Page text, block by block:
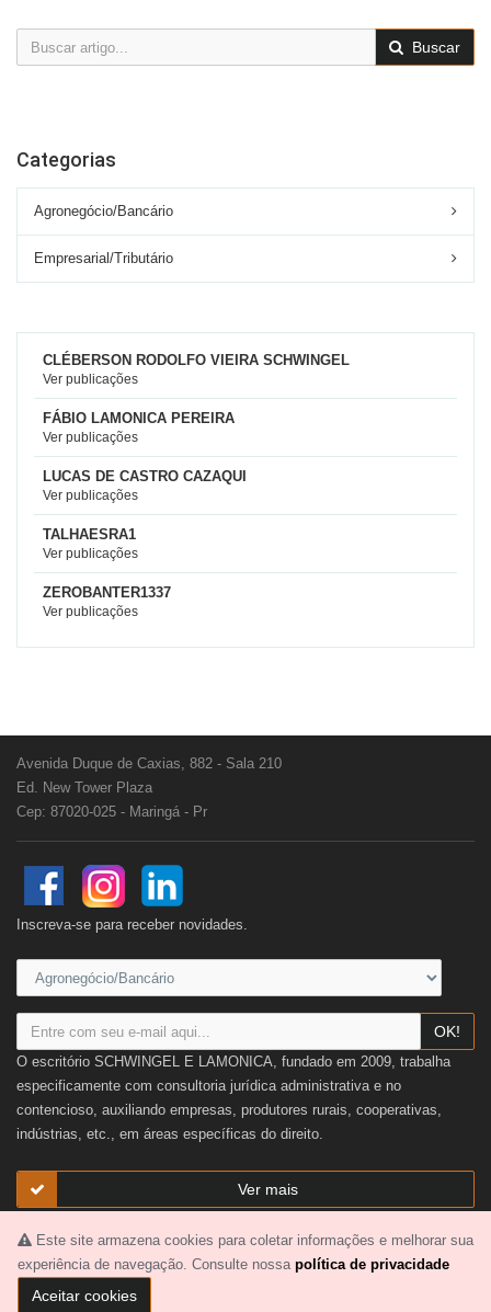
Buscar
Categorias
Agronegócio/Bancário
Empresarial/Tributário
CLÉBERSON RODOLFO VIEIRA SCHWINGEL
Ver publicações
FÁBIO LAMONICA PEREIRA
Ver publicações
LUCAS DE CASTRO CAZAQUI
Ver publicações
TALHAESRA1
Ver publicações
ZEROBANTER1337
Ver publicações
Este site armazena cookies para coletar informações e melhorar sua
experiência de navegação. Consulte nossa política de privacidade
Aceitar cookies
Avenida Duque de Caxias, 882 - Sala 210
Ed. New Tower Plaza
Cep: 87020-025 - Maringá - Pr
Inscreva-se para receber novidades.
OK!
O escritório SCHWINGEL E LAMONICA, fundado em 2009, trabalha
especificamente com consultoria jurídica administrativa e no
contencioso, auxiliando empresas, produtores rurais, cooperativas,
indústrias, etc., em áreas específicas do direito.
Ver mais
2026 © SCHWINGEL E LAMONICA. Todos os direitos reservados.
Termos e condições| Política de Privacidade